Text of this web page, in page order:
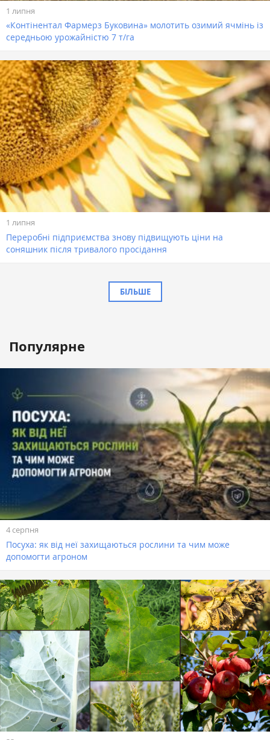
1 липня
«Контінентал Фармерз Буковина» молотить озимий ячмінь із
середньою урожайністю 7 т/га
1 липня
Переробні підприємства знову підвищують ціни на
соняшник після тривалого просідання
БІЛЬШЕ
Популярне
4 серпня
Посуха: як від неї захищаються рослини та чим може
допомогти агроном